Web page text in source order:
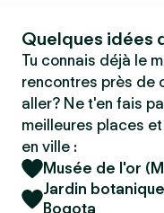
Quelques idées
Tu connais déjà le
rencontres près de
aller? Ne t'en fais
meilleures places
en ville :
Musée de l'or
Jardin
Bogota